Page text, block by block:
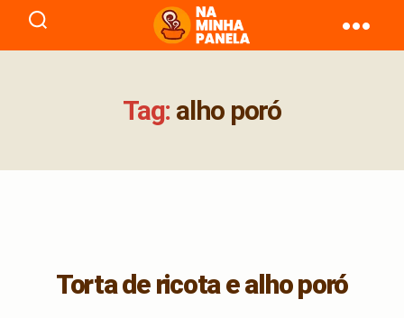
naminhapanela.com
Tag: alho poró
Torta de ricota e alho poró